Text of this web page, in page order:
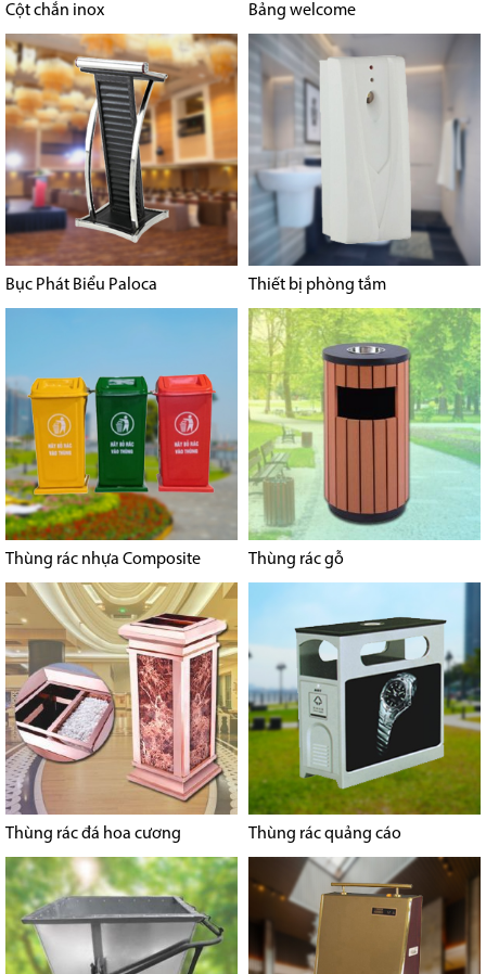
Cột chắn inox Bảng welcome
Bục Phát Biểu Paloca Thiết bị phòng tắm
Thùng rác nhựa Composite Thùng rác gỗ
Thùng rác đá hoa cương Thùng rác quảng cáo